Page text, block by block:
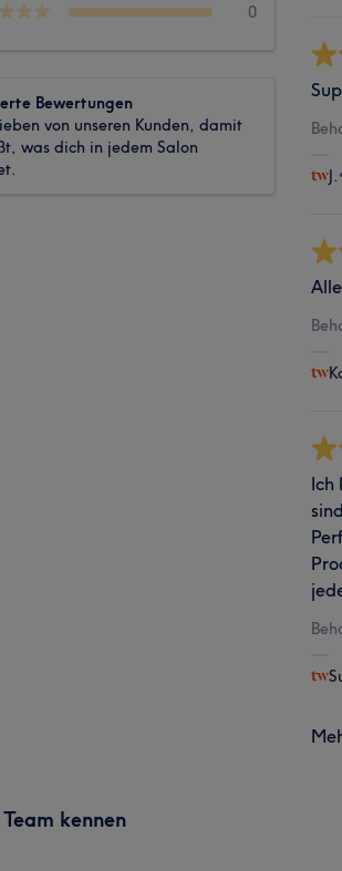
0
Bewertungen
von unseren Kunden, damit
was dich in jedem Salon
J.
Ich
kennen